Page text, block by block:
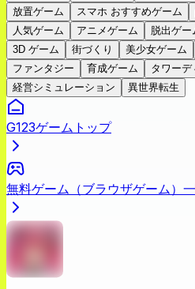
放置ゲーム
スマホ おすすめゲーム
人気ゲーム
アニメゲーム 脱出ゲー
3D ゲーム
街づくり 美少女ゲーム
ファンタジー
育成ゲーム
タワーデ
経営シミュレーション
異世界転生
G123ゲームトップ
無料ゲーム（ブラウザゲーム）